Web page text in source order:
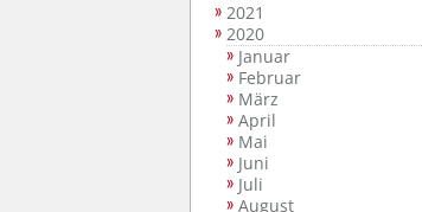
2021
2020
Januar
Februar
März
April
Mai
Juni
Juli
August